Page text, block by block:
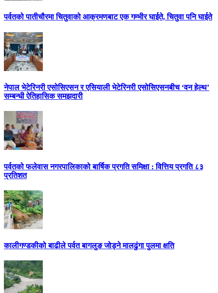
पर्वतको पातीचौरमा चितुवाको आक्रमणबाट एक गम्भीर घाईते, चितुवा पनि घाईते
नेपाल भेटेरिनरी एसोसिएसन र एसियाली भेटेरिनरी एसोसिएसनबीच ‘वन हेल्थ’
सम्बन्धी ऐतिहासिक समझदारी
पर्वतको फलेवास नगरपालिकाको बार्षिक प्रगति समिक्षा : वित्तिय प्रगति ८३
प्रतिशत
कालीगण्डकीको बाढीले पर्वत बागलुङ जोड्ने मालढुंगा पुलमा क्षति